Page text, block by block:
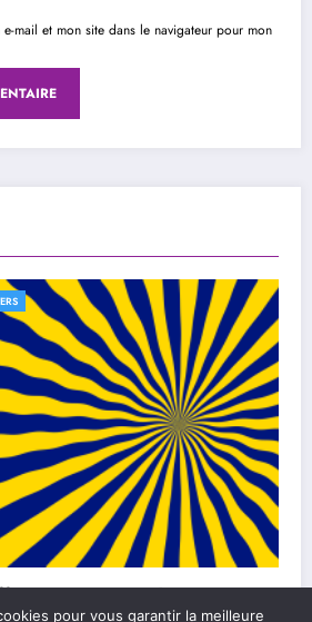
mail et mon site dans le navigateur pour mon
: comment
pour vous garantir la meilleure